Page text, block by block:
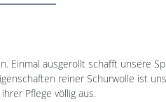
Einmal ausgerollt schafft unsere
reiner Schurwolle ist
Pflege völlig aus.